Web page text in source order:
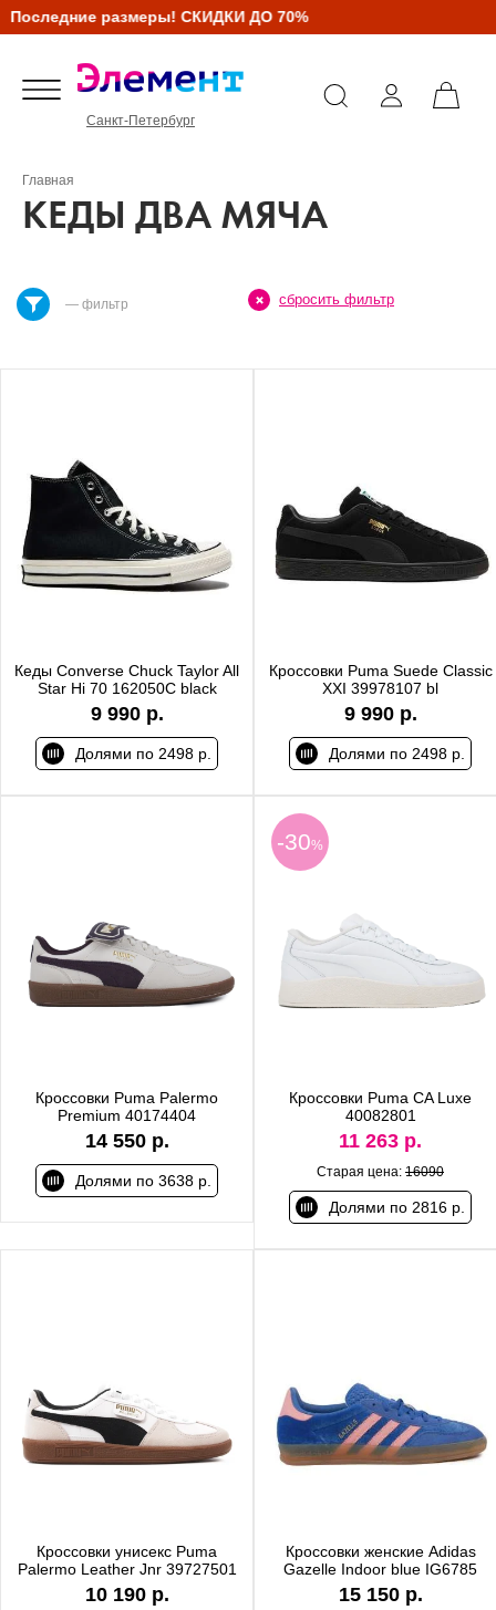
размеры! СКИДКИ ДО 70%
Санкт-Петербург
Главная
КЕДЫ ДВА МЯЧА
— фильтр сбросить фильтр
Кеды Converse Chuck Taylor All
Star Hi 70 162050C black
9 990 р.
Долями по 2498 р.
Кроссовки Puma Suede Classic
XXI 39978107 bl
9 990 р.
Долями по 2498 р.
Кроссовки Puma Palermo
Premium 40174404
14 550 р.
Долями по 3638 р.
-30%
Кроссовки Puma CA Luxe
40082801
11 263 р.
Старая цена: 16090
Долями по 2816 р.
Кроссовки унисекс Puma
Palermo Leather Jnr 39727501
10 190 р.
Кроссовки женские Adidas
Gazelle Indoor blue IG6785
15 150 р.